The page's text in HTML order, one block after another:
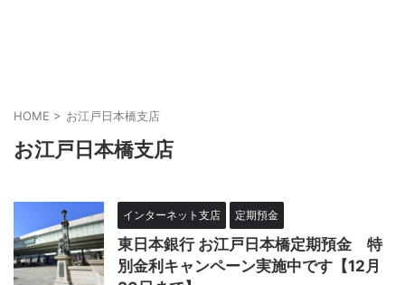
HOME > お江戸日本橋支店
お江戸日本橋支店
インターネット支店 定期預金
東日本銀行 お江戸日本橋定期預金 特
別金利キャンペーン実施中です【12月